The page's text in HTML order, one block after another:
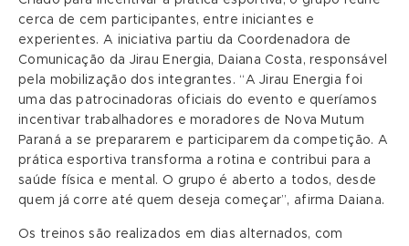
cerca de cem participantes, entre iniciantes e
experientes. A iniciativa partiu da Coordenadora de
Comunicação da Jirau Energia, Daiana Costa, responsável
pela mobilização dos integrantes. “A Jirau Energia foi
uma das patrocinadoras oficiais do evento e queríamos
incentivar trabalhadores e moradores de Nova Mutum
Paraná a se prepararem e participarem da competição. A
prática esportiva transforma a rotina e contribui para a
saúde física e mental. O grupo é aberto a todos, desde
quem já corre até quem deseja começar”, afirma Daiana.
Os treinos são realizados em dias alternados, com